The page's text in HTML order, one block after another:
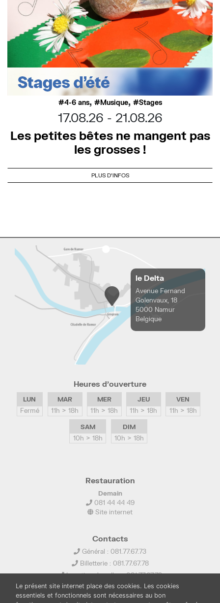
4-6 ans, Musique, Stages
17.08.26
21.08.26
Les petites bêtes ne mangent pas
les grosses !
PLUS D'INFOS
le Delta
Avenue Fernand
Golenvaux, 18
5000 Namur
Belgique
Heures d’ouverture
LUN
Fermé
MAR
11h > 18h
MER
11h > 18h
JEU
11h > 18h
VEN
11h > 18h
SAM
10h > 18h
DIM
10h > 18h
Restauration
Demain
081 44 44 49
Site internet
Contacts
Général : 081.77.67.73
Billetterie : 081.77.67.78
Location de salles : 081.77.67.79
info@ledelta.be
Le présent site internet place des cookies. Les cookies
essentiels et fonctionnels sont nécessaires au bon